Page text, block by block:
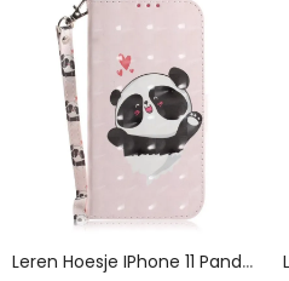
Leren Hoesje IPhone 11 Panda Love Met String